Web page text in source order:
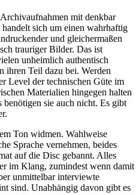
mit denkbar
sich um einen wahrhaftig
und gleichermaßen
trauriger Bilder. Das ist
unheimlich authentisch
ihren Teil dazu bei. Werden
Level der technischen Güte im
Materialien hingegen halten
sie auch nicht. Es gibt
Ton widmen. Wahlweise
Sprache vernehmen, beides
auf die Disc gebannt. Alles
im Klang, zumindest wenn damit
unmittelbar interviewte
sind. Unabhängig davon gibt es